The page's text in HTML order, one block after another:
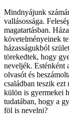
Mindnyájunk
vallásossága.
magatartásban.
követelményeinek
házasságukból
törekedtek, hogy
neveljék. Esténként
olvasót és
családban teszik
külön is gyermekei
tudatában, hogy a
föl is nevelni?